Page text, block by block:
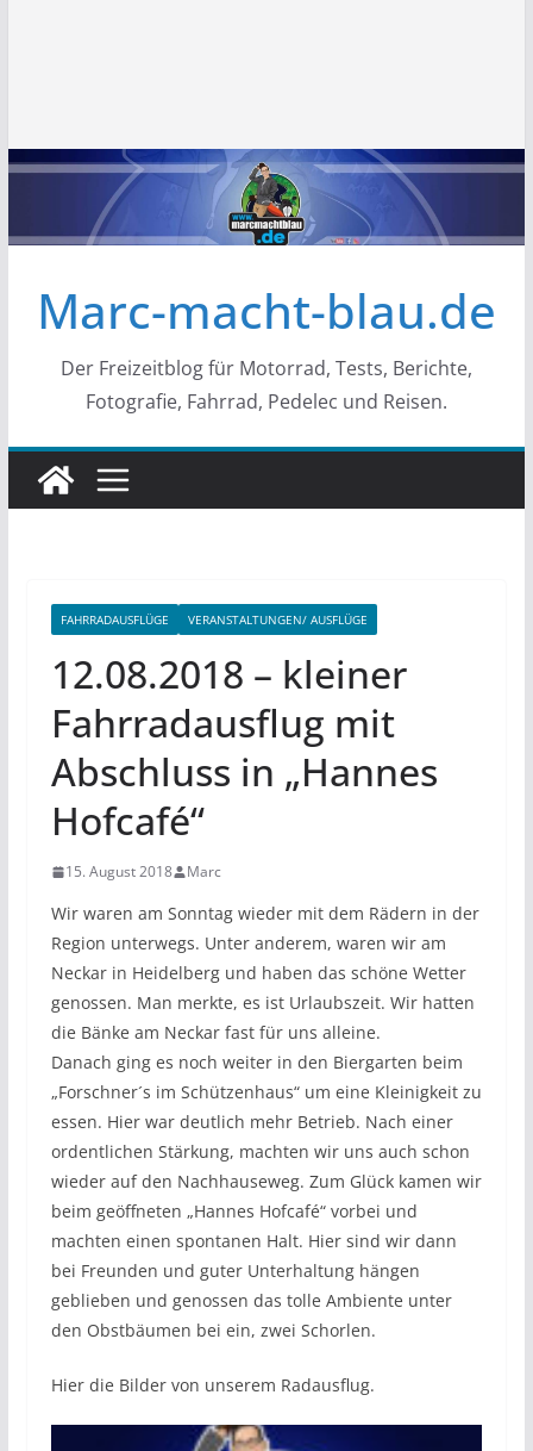
Marc-macht-blau.de
Der Freizeitblog für Motorrad, Tests, Berichte,
Fotografie, Fahrrad, Pedelec und Reisen.
FAHRRADAUSFLÜGE VERANSTALTUNGEN/ AUSFLÜGE
12.08.2018 – kleiner
Fahrradausflug mit
Abschluss in „Hannes
Hofcafé“
15. August 2018 Marc
Wir waren am Sonntag wieder mit dem Rädern in der
Region unterwegs. Unter anderem, waren wir am
Neckar in Heidelberg und haben das schöne Wetter
genossen. Man merkte, es ist Urlaubszeit. Wir hatten
die Bänke am Neckar fast für uns alleine.
Danach ging es noch weiter in den Biergarten beim
„Forschner´s im Schützenhaus“ um eine Kleinigkeit zu
essen. Hier war deutlich mehr Betrieb. Nach einer
ordentlichen Stärkung, machten wir uns auch schon
wieder auf den Nachhauseweg. Zum Glück kamen wir
beim geöffneten „Hannes Hofcafé“ vorbei und
machten einen spontanen Halt. Hier sind wir dann
bei Freunden und guter Unterhaltung hängen
geblieben und genossen das tolle Ambiente unter
den Obstbäumen bei ein, zwei Schorlen.
Hier die Bilder von unserem Radausflug.